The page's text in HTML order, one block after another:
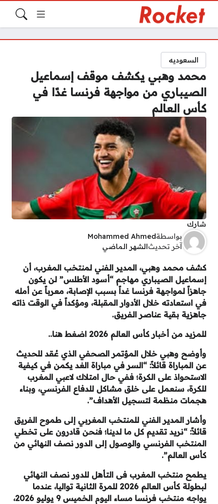
السعوديه
محمد وهبي يكشف موقف إسماعيل
الصيباري من مواجهة فرنسا غدًا في
كأس العالم
شارك
بواسطةMohammed Ahmed
آخر تحديث الشهر الماضي
كشف محمد وهبي، المدير الفني لمنتخب المغرب، أن
إسماعيل الصيباري مهاجم “أسود الأطلس” لن يكون
جاهزاً لمواجهة فرنسا غداً بسبب الإصابة، معرباً عن أمله
في استعادته خلال الأدوار المقبلة، ومؤكداً في الوقت ذاته
جاهزية بقية عناصر الفريق.
للمزيد من أخبار كأس العالم 2026 اضغط هنا..
وأوضح وهبي خلال المؤتمر الصحفي الذي عُقد للحديث
عن المباراة قائلاً: “السر في مباراة الغد يكمن في كيفية
الاستحواذ على الكرة؛ ففي حال امتلاك لاعبي المغرب
للكرة، سنعمل على خلق مشاكل للدفاع الفرنسي، وبناء
هجمات منظمة لتسجيل الأهداف”.
وأشار المدير الفني للمنتخب المغربي إلى طموح الفريق
قائلاً: “نريد تقديم كل ما لدينا؛ فنحن قادرون على تخطي
المنتخب الفرنسي والوصول إلى الدور نصف النهائي من
كأس العالم”.
يطمح منتخب المغرب فى التأهل للدور نصف النهائي
لبطولة كأس العالم 2026 للمرة الثانية تواليا، عندما
يواجه منتخب فرنسا مساء اليوم الخميس 9 يوليو 2026،